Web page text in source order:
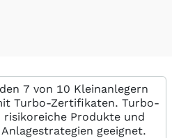
7 von 10 Kleinanlegern
Turbo-Zertifikaten. Turbo-
Produkte und
geeignet.